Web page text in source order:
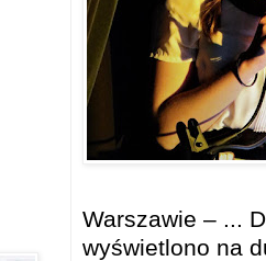
Warszawie – ...
wyświetlono na